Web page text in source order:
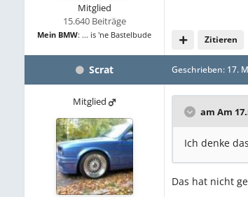
Mitglied
15.640 Beiträge
Mein BMW: ... is 'ne Bastelbude Zitieren
Scrat
Mitglied
Geschrieben: 17.
am Am
Ich denke
Das hat nicht